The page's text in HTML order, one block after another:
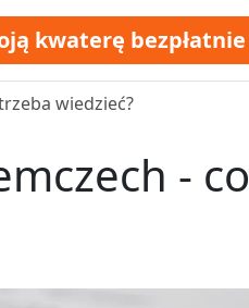
kwaterę bezpłatnie
wiedzieć?
- co